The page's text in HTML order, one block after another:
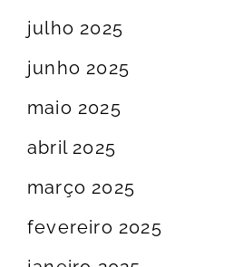
julho 2025
junho 2025
maio 2025
abril 2025
março 2025
fevereiro 2025